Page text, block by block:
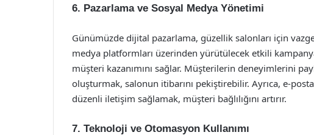
6. Pazarlama ve Sosyal Medya Yönetimi
Günümüzde dijital pazarlama, güzellik salonları için
medya platformları üzerinden yürütülecek etkili
müşteri kazanımını sağlar. Müşterilerin deneyimlerini
oluşturmak, salonun itibarını pekiştirebilir. Ayrıca, e-
düzenli iletişim sağlamak, müşteri bağlılığını artırır.
7. Teknoloji ve Otomasyon Kullanımı